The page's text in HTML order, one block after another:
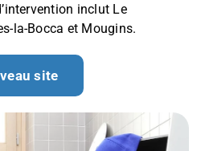
inclut Le
la-Bocca et Mougins.
site